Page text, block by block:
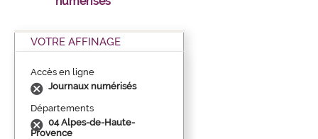
VOTRE AFFINAGE
Accès en ligne
Journaux numérisés
Départements
04 Alpes-de-Haute-
Provence